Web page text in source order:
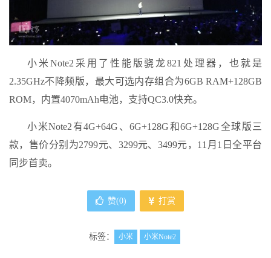
小米Note2采用了性能版骁龙821处理器，也就是
2.35GHz不降频版，最大可选内存组合为6GB RAM+128GB
ROM，内置4070mAh电池，支持QC3.0快充。
小米Note2有4G+64G、6G+128G和6G+128G全球版三
款，售价分别为2799元、3299元、3499元，11月1日全平台
同步首卖。
赞(0) 打赏
标签： 小米 小米Note2